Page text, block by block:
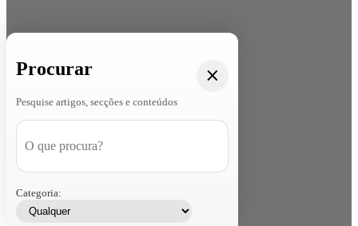
Procurar
Pesquise artigos, secções e conteúdos
Categoria: